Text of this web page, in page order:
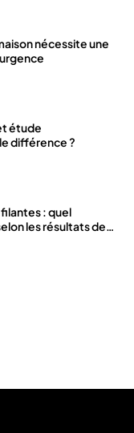
nécessite une
étude
différence ?
: quel
les résultats de